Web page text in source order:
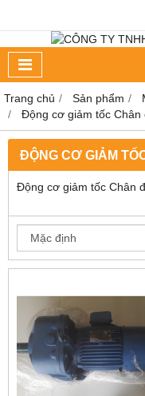
Trang chủ Sản phẩm
Động cơ giảm tốc Chân
ĐỘNG CƠ GIẢM
Động cơ giảm tốc Chân